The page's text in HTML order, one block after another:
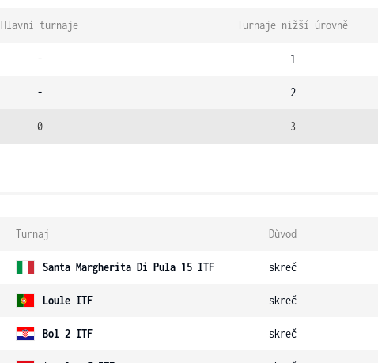
Hlavní turnaje Turnaje nižší úrovně
- 1
- 2
0 3
Turnaj Důvod
Santa Margherita Di Pula 15 ITF skreč
Loule ITF skreč
Bol 2 ITF skreč